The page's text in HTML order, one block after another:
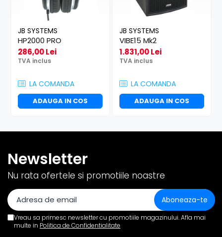
JB SYSTEMS
HP2000 PRO
286,00 Lei
TVA inclus
LA COMANDA
ADAUGA IN COS
JB SYSTEMS
VIBE15 Mk2
1.831,00 Lei
TVA inclus
LA COMANDA
ADAUGA IN COS
Newsletter
Nu rata ofertele si promotiile noastre
Vreau sa primesc newsletter cu promotiile magazinului. Afla mai
multe in Politica de Confidentialitate